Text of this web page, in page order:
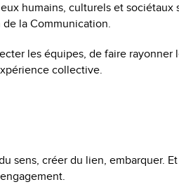
humains, culturels et sociétaux
la Communication.
les équipes, de faire rayonner
collective.
sens, créer du lien, embarquer.